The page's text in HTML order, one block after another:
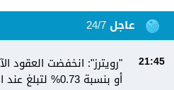
عاجل 24/7
21:45
أو بنسبة 0.73% لتبلغ عند التسوية 75.22 دولاراً للبرميل